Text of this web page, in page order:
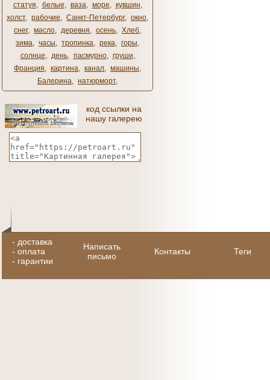
статуя, белые, ваза, море, кувшин,
холст, рабочие, Санкт-Петербург, окно,
снег, масло, деревня, осень, Хлеб,
зима, часы, тропинка, река, горы,
солнце, день, пасмурно, груши,
Франция, картина, канал, машины,
Балерина, натюрморт,
код ссылки на
нашу галерею
- доставка
- оплата
- гарантии
Написать
письмо
Контакты Теги